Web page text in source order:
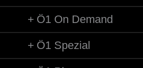
Ö1 On Demand
Ö1 Spezial